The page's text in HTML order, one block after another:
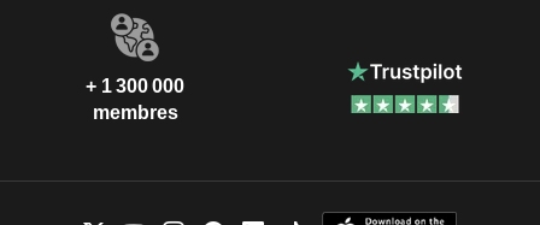
+ 1 300 000
membres